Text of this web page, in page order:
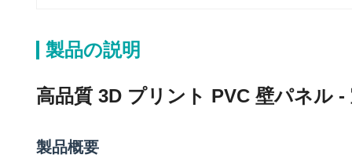
製品の説明
高品質 3D プリント PVC 壁パネル
製品概要